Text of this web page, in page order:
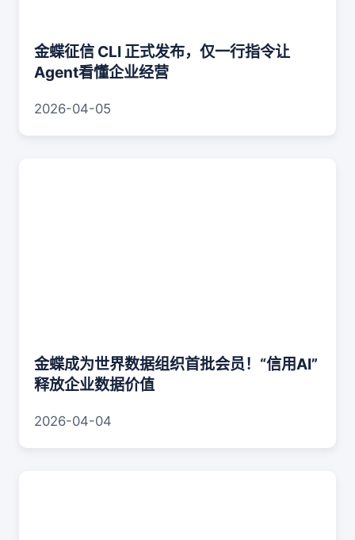
金蝶征信 CLI 正式发布，仅一行指令让
Agent看懂企业经营
2026-04-05
金蝶成为世界数据组织首批会员！“信用AI”
释放企业数据价值
2026-04-04